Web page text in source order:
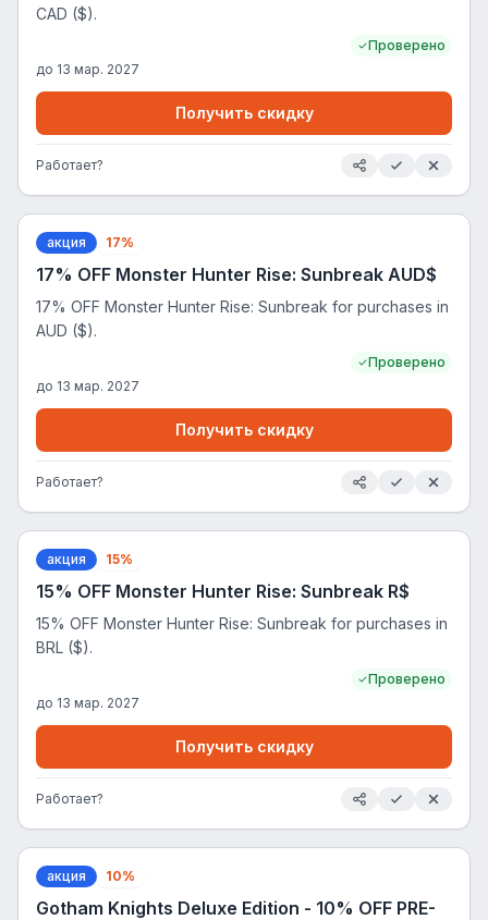
CAD ($).
Проверено
до 13 мар. 2027
Получить скидку
Работает?
акция 17%
17% OFF Monster Hunter Rise: Sunbreak AUD$
17% OFF Monster Hunter Rise: Sunbreak for purchases in
AUD ($).
Проверено
до 13 мар. 2027
Получить скидку
Работает?
акция 15%
15% OFF Monster Hunter Rise: Sunbreak R$
15% OFF Monster Hunter Rise: Sunbreak for purchases in
BRL ($).
Проверено
до 13 мар. 2027
Получить скидку
Работает?
акция 10%
Gotham Knights Deluxe Edition - 10% OFF PRE-